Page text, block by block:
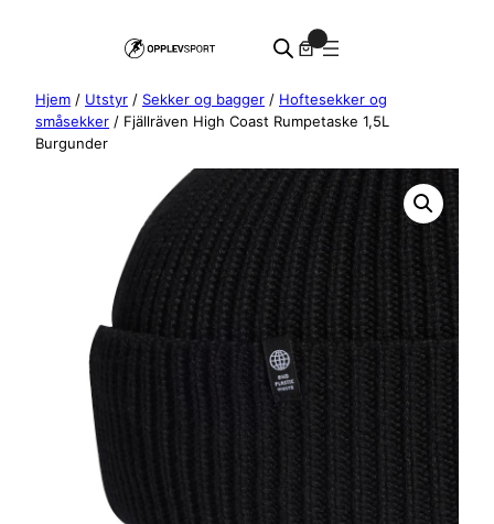
Hjem / Utstyr / Sekker og bagger / Hoftesekker og
småsekker / Fjällräven High Coast Rumpetaske 1,5L
Burgunder